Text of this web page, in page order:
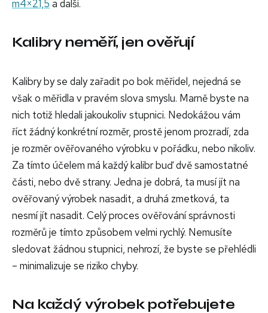
m4×21,5 a další.
Kalibry neměří, jen ověřují
Kalibry by se daly zařadit po bok měřidel, nejedná se
však o měřidla v pravém slova smyslu. Marně byste na
nich totiž hledali jakoukoliv stupnici. Nedokážou vám
říct žádný konkrétní rozměr, prostě jenom prozradí, zda
je rozměr ověřovaného výrobku v pořádku, nebo nikoliv.
Za tímto účelem má každý kalibr buď dvě samostatné
části, nebo dvě strany. Jedna je dobrá, ta musí jít na
ověřovaný výrobek nasadit, a druhá zmetková, ta
nesmí jít nasadit. Celý proces ověřování správnosti
rozměrů je tímto způsobem velmi rychlý. Nemusíte
sledovat žádnou stupnici, nehrozí, že byste se přehlédli
– minimalizuje se riziko chyby.
Na každý výrobek potřebujete